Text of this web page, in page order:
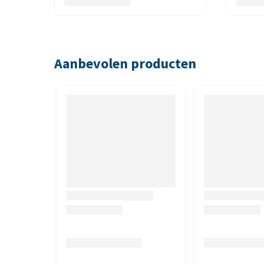
Aanbevolen producten